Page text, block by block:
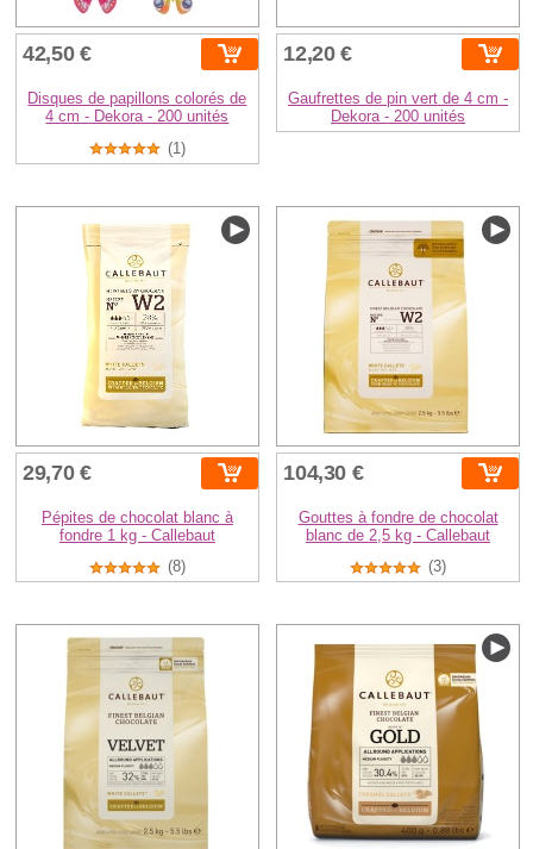
42,50 €
Disques de papillons colorés de
4 cm - Dekora - 200 unités
(1)
12,20 €
Gaufrettes de pin vert de 4 cm -
Dekora - 200 unités
29,70 €
Pépites de chocolat blanc à
fondre 1 kg - Callebaut
(8)
104,30 €
Gouttes à fondre de chocolat
blanc de 2,5 kg - Callebaut
(3)